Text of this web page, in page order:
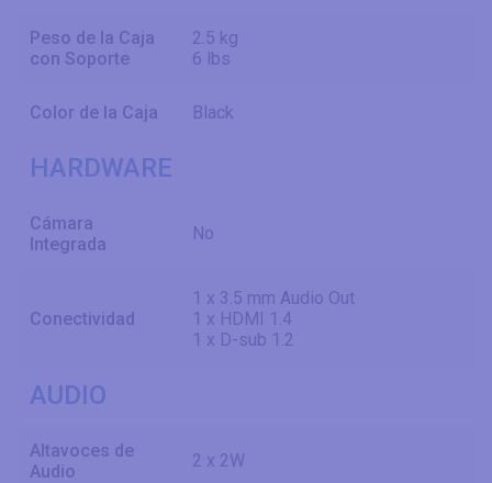
Peso de la Caja
con Soporte
2.5 kg
6 lbs
Color de la Caja Black
HARDWARE
Cámara
Integrada
No
Conectividad
1 x 3.5 mm Audio Out
1 x HDMI 1.4
1 x D-sub 1.2
AUDIO
Altavoces de
Audio
2 x 2W